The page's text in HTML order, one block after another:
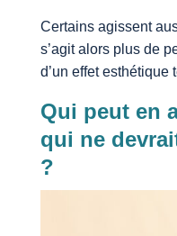
Certains agissent
s’agit alors plus de
d’un effet esthétique
Qui peut en
qui ne
?